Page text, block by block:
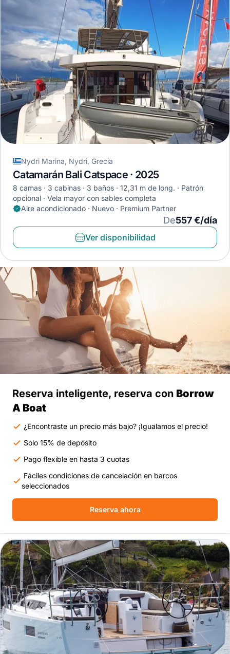
Nydri Marina, Nydri, Grecia
Catamarán Bali Catspace · 2025
8 camas 3 cabinas 3 baños 12,31 m de long.
Patrón
opcional
Vela mayor con sables completa
Aire acondicionado · Nuevo · Premium Partner
De557 €/día
Ver disponibilidad
Reserva inteligente, reserva con Borrow
A Boat
¿Encontraste un precio más bajo? ¡Igualamos el precio!
Solo 15% de depósito
Pago flexible en hasta 3 cuotas
Fáciles condiciones de cancelación en barcos
seleccionados
Reserva ahora